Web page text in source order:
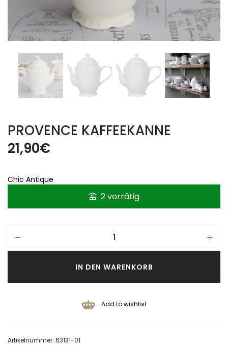
PROVENCE KAFFEEKANNE
21,90€
2 vorrätig
IN DEN WARENKORB
Add to wishlist
Artikelnummer: 63131-01
Chic Antique